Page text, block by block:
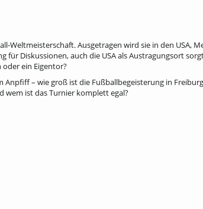
Weltmeisterschaft. Ausgetragen wird sie in den USA,
für Diskussionen, auch die USA als Austragungsort
ein Eigentor?
Anpfiff – wie groß ist die Fußballbegeisterung in
wem ist das Turnier komplett egal?